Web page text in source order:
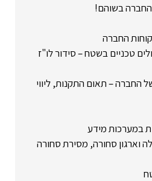
החברה
טכניים בשטח – סידור לו"ז
החברה – תאום התקנות, ליווי
במערכות מידע
וארגון סחורה, מסירת סחורה